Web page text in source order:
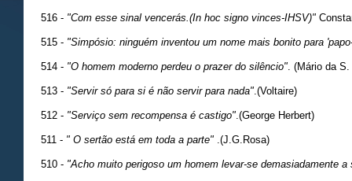
516 - "Com esse sinal vencerás.(In hoc signo vinces-IHSV)"
515 - "Simpósio: ninguém inventou um nome mais bonito para
514 - "O homem moderno perdeu o prazer do silêncio" . (Mário da
513 - "Servir só para si é não servir para nada" .(Voltaire)
512 - "Serviço sem recompensa é castigo" .(George Herbert)
511 - " O sertão está em toda a parte" .(J.G.Rosa)
510 - "Acho muito perigoso um homem levar-se demasiadamente a